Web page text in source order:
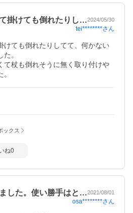
掛けても倒れたりし…2024/05/30
tei********さん
けても倒れたりしてて、何かない
。
て杖も倒れそうに無く取り付けや
ックス
ね0
した。使い勝手はと…2021/08/01
osa********さん